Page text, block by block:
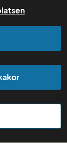
Arkiv
september